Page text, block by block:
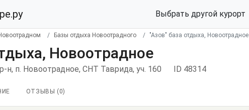
Выбрать другой курорт
Базы отдыха Новоотрадного "Азов" база отдыха, Новоотрадное
Новоотрадное
п. Новоотрадное, СНТ Таврида, уч. 160 ID 48314
ОТЗЫВЫ ( 0)